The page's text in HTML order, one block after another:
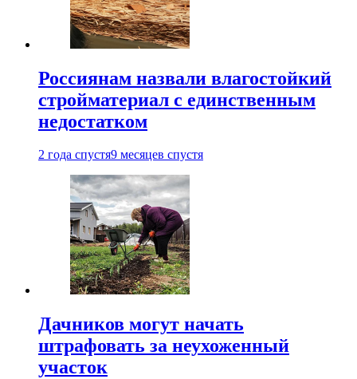
Россиянам назвали влагостойкий
стройматериал с единственным
недостатком
2 года спустя9 месяцев спустя
Дачников могут начать
штрафовать за неухоженный
участок